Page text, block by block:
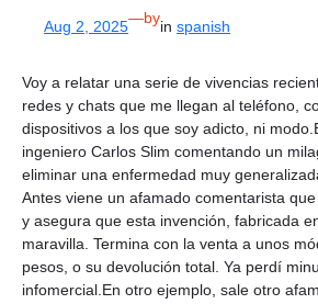
Aug 2, 2025—byin spanish
Voy a relatar una serie de vivencias
redes y chats que me llegan al teléfono,
dispositivos a los que soy adicto, ni
ingeniero Carlos Slim comentando un
eliminar una enfermedad muy
Antes viene un afamado comentarista
y asegura que esta invención, fabricada
maravilla. Termina con la venta a unos
pesos, o su devolución total. Ya perdí
infomercial.En otro ejemplo, sale otro